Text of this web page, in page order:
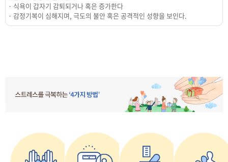
· 식욕이 갑자기 감퇴되거나 혹은 증가한다
· 감정기복이 심해지며, 극도의 불안 혹은 공격적인 성향을 보인다.